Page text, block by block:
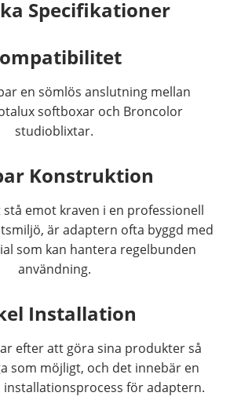
Specifikationer
en sömlös anslutning mellan
softboxar och Broncolor
studioblixtar.
Konstruktion
emot kraven i en professionell
är adaptern ofta byggd med
som kan hantera regelbunden
användning.
Installation
efter att göra sina produkter så
som möjligt, och det innebär en
installationsprocess för adaptern.